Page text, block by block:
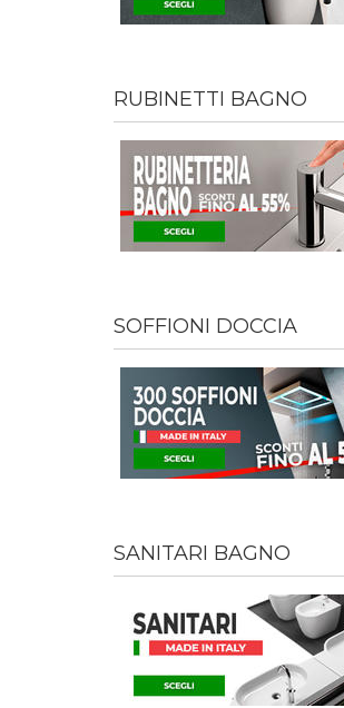
RUBINETTI BAGNO
SOFFIONI DOCCIA
SANITARI BAGNO